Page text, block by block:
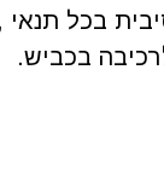
בכל תנאי
בכביש.